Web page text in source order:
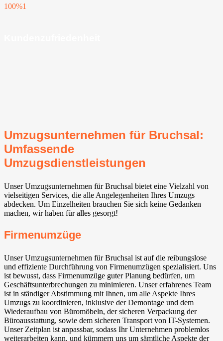
100%1
Umzugsunternehmen für Bruchsal:
Umfassende
Umzugsdienstleistungen
Unser Umzugsunternehmen für Bruchsal bietet eine Vielzahl von
vielseitigen Services, die alle Angelegenheiten Ihres Umzugs
abdecken. Um Einzelheiten brauchen Sie sich keine Gedanken
machen, wir haben für alles gesorgt!
Firmenumzüge
Unser Umzugsunternehmen für Bruchsal ist auf die reibungslose
und effiziente Durchführung von Firmenumzügen spezialisiert. Uns
ist bewusst, dass Firmenumzüge guter Planung bedürfen, um
Geschäftsunterbrechungen zu minimieren. Unser erfahrenes Team
ist in ständiger Abstimmung mit Ihnen, um alle Aspekte Ihres
Umzugs zu koordinieren, inklusive der Demontage und dem
Wiederaufbau von Büromöbeln, der sicheren Verpackung der
Büroausstattung, sowie dem sicheren Transport von IT-Systemen.
Unser Zeitplan ist anpassbar, sodass Ihr Unternehmen problemlos
weiterarbeiten kann, und kümmern uns um sämtliche Aspekte der